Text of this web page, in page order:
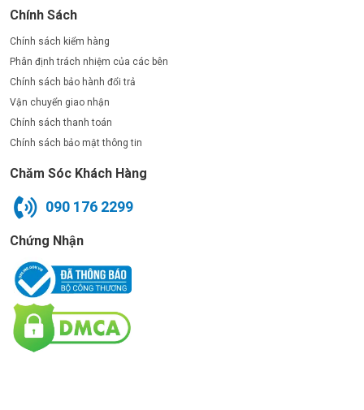
Chính Sách
Chính sách kiểm hàng
Phân định trách nhiệm của các bên
Chính sách bảo hành đổi trả
Vận chuyển giao nhận
Chính sách thanh toán
Chính sách bảo mật thông tin
Chăm Sóc Khách Hàng
090 176 2299
Chứng Nhận